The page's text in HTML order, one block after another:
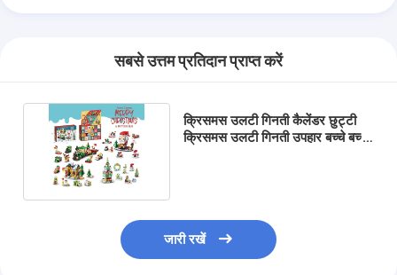
सबसे उत्तम प्रतिदान प्राप्त करें
क्रिसमस उलटी गिनती कैलेंडर छुट्टी
क्रिसमस उलटी गिनती उपहार बच्चे बच्चे
जारी रखें